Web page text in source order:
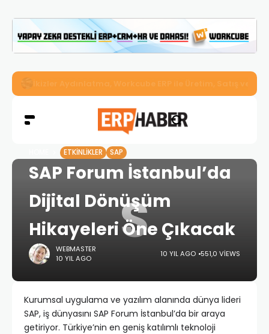
İkizler Aydınlatma, Workcube ERP ile Üretim, Satış ve
S
ETKINLIKLER SAP
SAP Forum İstanbul’da
Dijital Dönüşüm
Hikayeleri Öne Çıkacak
WEBMASTER
10 YIL AGO
10 YIL AGO 551,0 VIEWS
Kurumsal uygulama ve yazılım alanında dünya lideri
SAP, iş dünyasını SAP Forum İstanbul’da bir araya
getiriyor. Türkiye’nin en geniş katılımlı teknoloji